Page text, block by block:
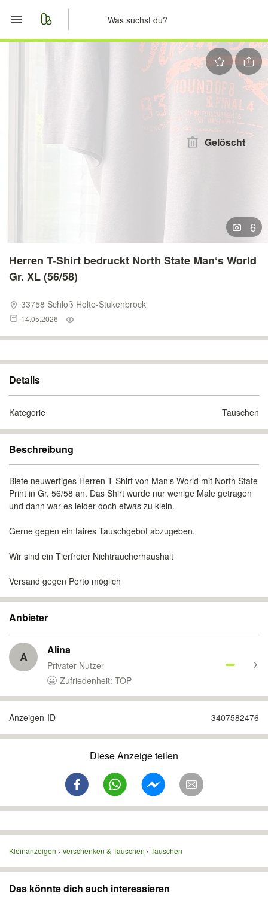
Anzeige aufgeben
Gelöscht
6
Herren T-Shirt bedruckt North State Man‘s World
Gr. XL (56/58)
33758 Schloß Holte-Stukenbrock
14.05.2026
Details
Kategorie Tauschen
Beschreibung
Biete neuwertiges Herren T-Shirt von Man‘s World mit North State
Print in Gr. 56/58 an. Das Shirt wurde nur wenige Male getragen
und dann war es leider doch etwas zu klein.
Gerne gegen ein faires Tauschgebot abzugeben.
Wir sind ein Tierfreier Nichtraucherhaushalt
Versand gegen Porto möglich
Anbieter
A Alina
Privater Nutzer
Zufriedenheit: TOP
Anzeigen-ID 3407582476
Diese Anzeige teilen
Kleinanzeigen Verschenken & Tauschen Tauschen
Das könnte dich auch interessieren